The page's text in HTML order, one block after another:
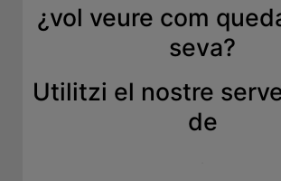
¿vol veure com
seva?
Utilitzi el nostre
de